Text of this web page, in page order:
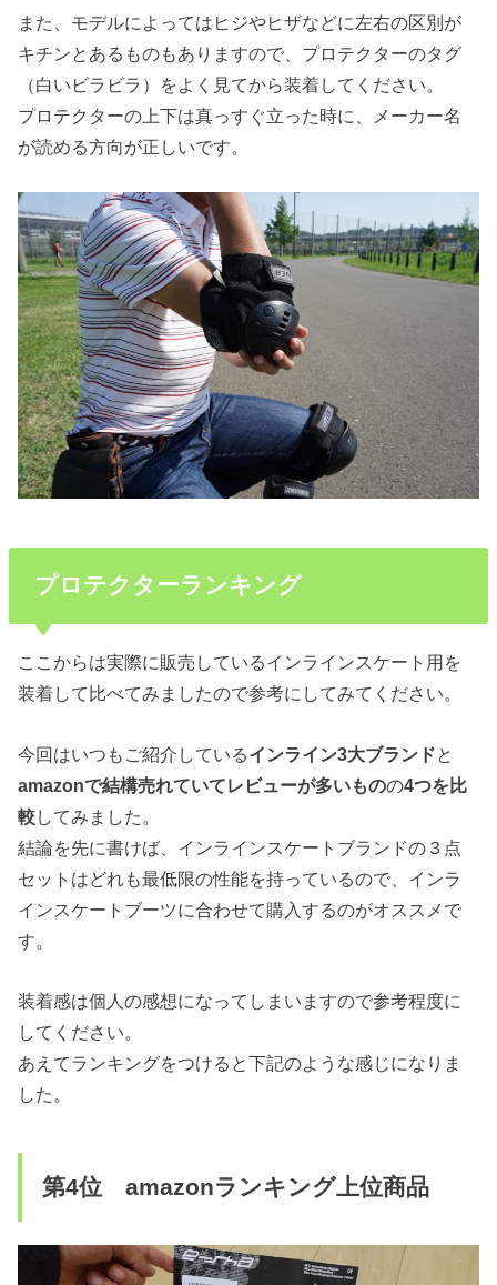
また、モデルによってはヒジやヒザなどに左右の区別が
キチンとあるものもありますので、プロテクターのタグ
（白いビラビラ）をよく見てから装着してください。
プロテクターの上下は真っすぐ立った時に、メーカー名
が読める方向が正しいです。
プロテクターランキング
ここからは実際に販売しているインラインスケート用を
装着して比べてみましたので参考にしてみてください。
今回はいつもご紹介しているインライン3大ブランドと
amazonで結構売れていてレビューが多いものの4つを比
較してみました。
結論を先に書けば、インラインスケートブランドの３点
セットはどれも最低限の性能を持っているので、インラ
インスケートブーツに合わせて購入するのがオススメで
す。
装着感は個人の感想になってしまいますので参考程度に
してください。
あえてランキングをつけると下記のような感じになりま
した。
第4位 amazonランキング上位商品